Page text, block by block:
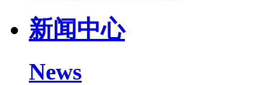
新闻中心
News